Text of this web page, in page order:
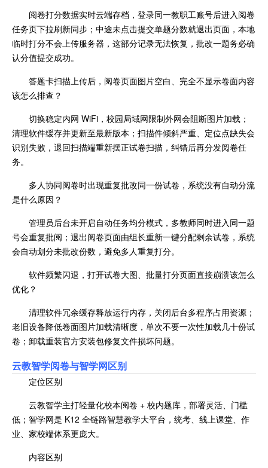
阅卷打分数据实时云端存档，登录同一教职工账号后进入阅卷
任务页下拉刷新同步；中途未点击提交单题分数就退出页面，本地
临时打分不会上传服务器，这部分记录无法恢复，批改一题务必确
认分值提交成功。
答题卡扫描上传后，阅卷页面图片空白、完全不显示卷面内容
该怎么排查？
切换稳定内网 WiFi，校园局域网限制外网会阻断图片加载；
清理软件缓存并更新至最新版本；扫描件倾斜严重、定位点缺失会
识别失败，退回扫描端重新摆正试卷扫描，纠错后再分发阅卷任
务。
多人协同阅卷时出现重复批改同一份试卷，系统没有自动分流
是什么原因？
管理员后台未开启自动任务均分模式，多教师同时进入同一题
号会重复批阅；退出阅卷页面由组长重新一键分配剩余试卷，系统
会自动划分未批改份数，避免多人重复打分。
软件频繁闪退，打开试卷大图、批量打分页面直接崩溃该怎么
优化？
清理软件冗余缓存释放运行内存，关闭后台多程序占用资源；
老旧设备降低卷面图片加载清晰度，单次不要一次性加载几十份试
卷；卸载重装官方安装包修复文件损坏问题。
云教智学阅卷与智学网区别
定位区别
云教智学主打轻量化校本阅卷 + 校内题库，部署灵活、门槛
低；智学网是 K12 全链路智慧教学大平台，统考、线上课堂、作
业、家校端体系更庞大。
内容区别